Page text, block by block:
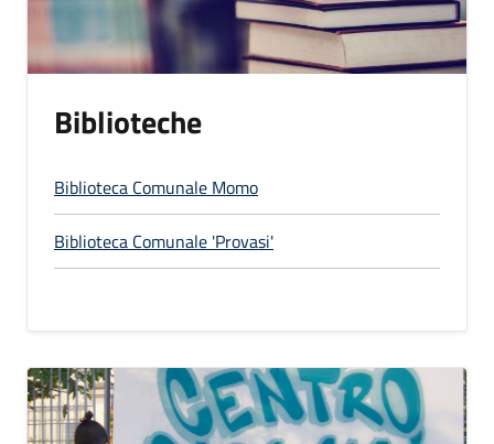
Biblioteche
Biblioteca Comunale Momo
Biblioteca Comunale 'Provasi'